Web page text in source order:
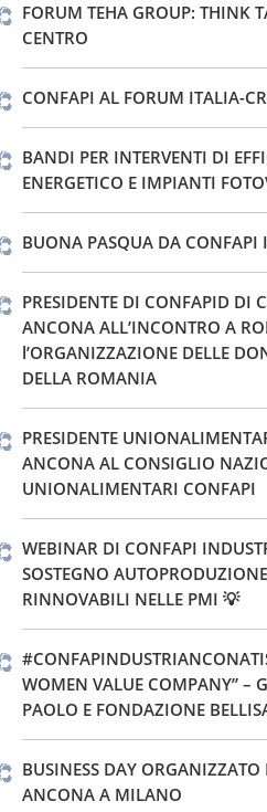
FORUM TEHA GROUP: THINK
CENTRO
CONFAPI AL FORUM ITALIA-
BANDI PER INTERVENTI DI
ENERGETICO E IMPIANTI
BUONA PASQUA DA CONFAPI
PRESIDENTE DI CONFAPID DI
ANCONA ALL’INCONTRO A
l’ORGANIZZAZIONE DELLE
DELLA ROMANIA
PRESIDENTE
ANCONA AL CONSIGLIO
UNIONALIMENTARI CONFAPI
WEBINAR DI CONFAPI
SOSTEGNO
RINNOVABILI NELLE PMI 💡
WOMEN VALUE COMPANY” –
PAOLO E FONDAZIONE
BUSINESS DAY
ANCONA A MILANO